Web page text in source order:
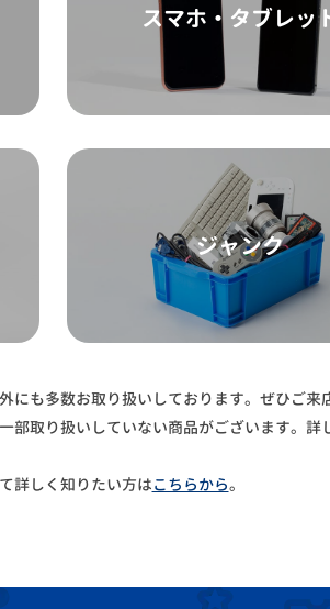
スマホ・タブレッ
ジャンク
にも多数お取り扱いしております。ぜひご来
部取り扱いしていない商品がございます。詳
詳しく知りたい方はこちらから。